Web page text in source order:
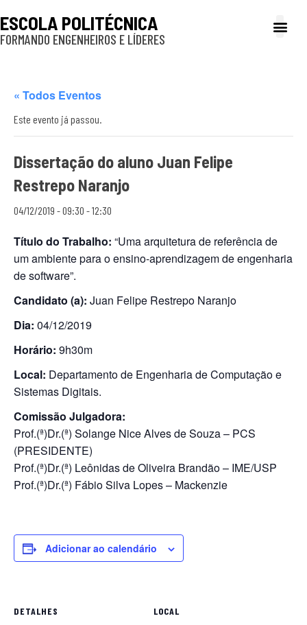
ESCOLA POLITÉCNICA
FORMANDO ENGENHEIROS E LÍDERES
« Todos Eventos
Este evento já passou.
Dissertação do aluno Juan Felipe
Restrepo Naranjo
04/12/2019 - 09:30 -12:30
Título do Trabalho: “Uma arquitetura de referência de
um ambiente para o ensino-aprendizagem de engenharia
de software”.
Candidato (a): Juan Felipe Restrepo Naranjo
Dia: 04/12/2019
Horário: 9h30m
Local: Departamento de Engenharia de Computação e
Sistemas Digitais.
Comissão Julgadora:
Prof.(ª)Dr.(ª) Solange Nice Alves de Souza – PCS
(PRESIDENTE)
Prof.(ª)Dr.(ª) Leônidas de Oliveira Brandão – IME/USP
Prof.(ª)Dr.(ª) Fábio Silva Lopes – Mackenzie
Adicionar ao calendário
DETALHES LOCAL